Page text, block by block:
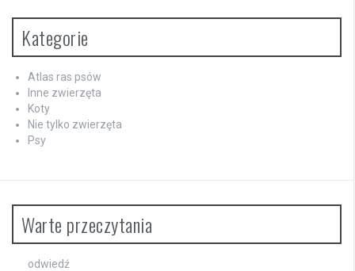
Kategorie
Atlas ras psów
Inne zwierzęta
Koty
Nie tylko zwierzęta
Psy
Warte przeczytania
odwiedź